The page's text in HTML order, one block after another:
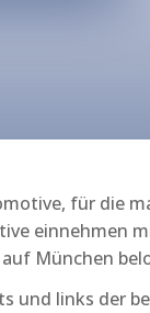
für die
einnehmen
München
und links der